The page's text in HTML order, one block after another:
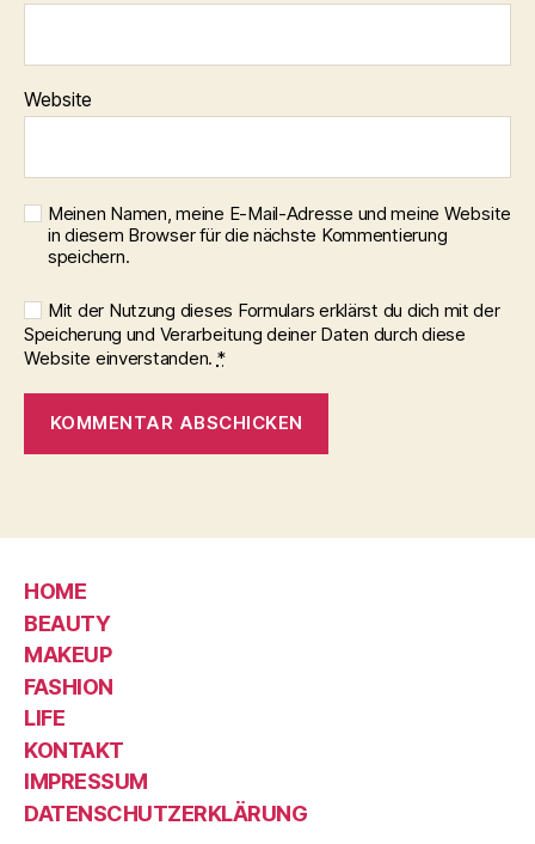
Website
Meinen Namen, meine E-Mail-Adresse und meine Website
in diesem Browser für die nächste Kommentierung
speichern.
Mit der Nutzung dieses Formulars erklärst du dich mit der
Speicherung und Verarbeitung deiner Daten durch diese
Website einverstanden. *
HOME
BEAUTY
MAKEUP
FASHION
LIFE
KONTAKT
IMPRESSUM
DATENSCHUTZERKLÄRUNG